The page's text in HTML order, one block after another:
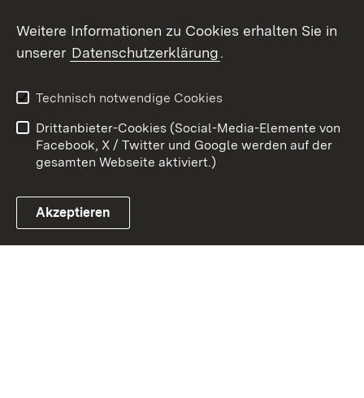
Link zum Landesportal
Kontakt
Datenschutz
Barrierefreiheit
Impressum Cookies
Weitere Informationen zu Cookies erhalten Sie in
unserer Datenschutzerklärung.
Technisch notwendige Cookies
Drittanbieter-Cookies (Social-Media-Elemente von
Facebook, X / Twitter und Google werden auf der
gesamten Webseite aktiviert.)
Akzeptieren